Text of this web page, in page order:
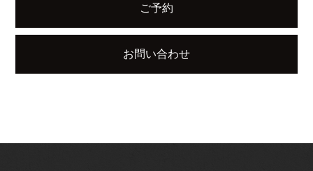
ご予約
お問い合わせ